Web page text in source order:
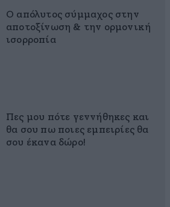
Ο απόλυτος σύμμαχος στην
αποτοξίνωση & την ορμονική
ισορροπία
Πες μου πότε γεννήθηκες και
θα σου πω ποιες εμπειρίες θα
σου έκανα δώρο!